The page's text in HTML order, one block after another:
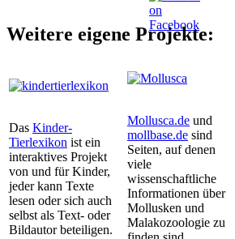
Weitere eigene Projekte:
Das Kinder-
Tierlexikon ist ein
interaktives Projekt
von und für Kinder,
jeder kann Texte
lesen oder sich auch
selbst als Text- oder
Bildautor beteiligen.
Mollusca.de und
mollbase.de sind
Seiten, auf denen
viele
wissenschaftliche
Informationen über
Mollusken und
Malakozoologie zu